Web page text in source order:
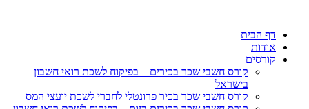
דף הבית
אודות
קורסים
קורס חשבי שכר בכירים – בפיקוח לשכת רואי חשבון
בישראל
קורס חשבי שכר בכיר פרונטלי לחברי לשכת יועצי המס